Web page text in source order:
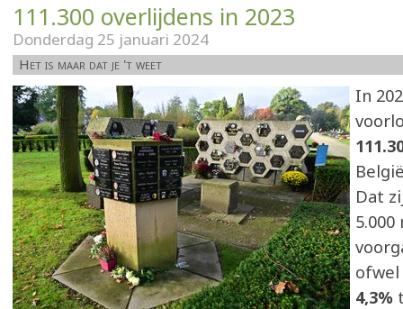
111.300 overlijdens in 2023
Donderdag 25 januari 2024
Het is maar dat je 't weet
In
Dat
ofwel
4,3%